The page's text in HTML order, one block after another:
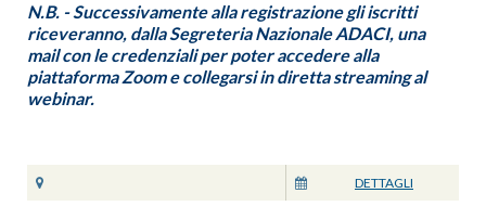
N.B. - Successivamente alla registrazione gli iscritti
riceveranno, dalla Segreteria Nazionale ADACI, una
mail con le credenziali per poter accedere alla
piattaforma Zoom e collegarsi in diretta streaming al
webinar.
DETTAGLI